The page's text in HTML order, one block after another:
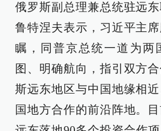
俄罗斯副总理兼总统驻远
鲁特涅夫表示，习近平主
瞩，同普京总统一道为两
图、明确航向，指引双方
斯远东地区与中国地缘相
国地方合作的前沿阵地。